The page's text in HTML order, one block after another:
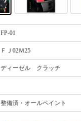
FP-01
ＦＪ02Ｍ25
ディーゼル クラッチ
整備済・オールペイント